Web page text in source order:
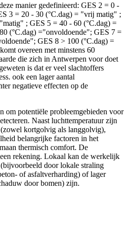
manier gedefinieerd: GES 2 = 0 -
3 = 20 - 30 (°C.dag) = "vrij matig" ;
; GES 5 = 40 - 60 (°C.dag) =
(°C.dag) ="onvoldoende"; GES 7 =
GES 8 > 100 (°C.dag) =
overeen met minstens 60
die zich in Antwerpen voor doet
is dat er veel slachtoffers
ook een lager aantal
negatieve effecten op de
om potentiële probleemgebieden voor
Naast luchttemperatuur zijn
kortgolvig als langgolvig),
belangrijke factoren in het
thermisch comfort. De
rekening. Lokaal kan de werkelijk
door lokale straling
of asfaltverharding) of lager
door bomen) zijn.